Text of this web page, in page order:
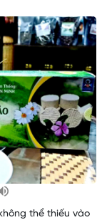
thể thiếu vào